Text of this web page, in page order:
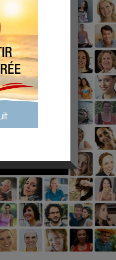
sa peau
PLUS